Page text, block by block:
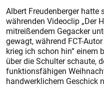
Albert Freudenberger
währenden Videoclip „Der
mitreißendem Gegacker
gewagt, während FCT-
krieg ich schon hin“ einem
über die Schulter schaute,
funktionsfähigen
handwerklichem Geschick